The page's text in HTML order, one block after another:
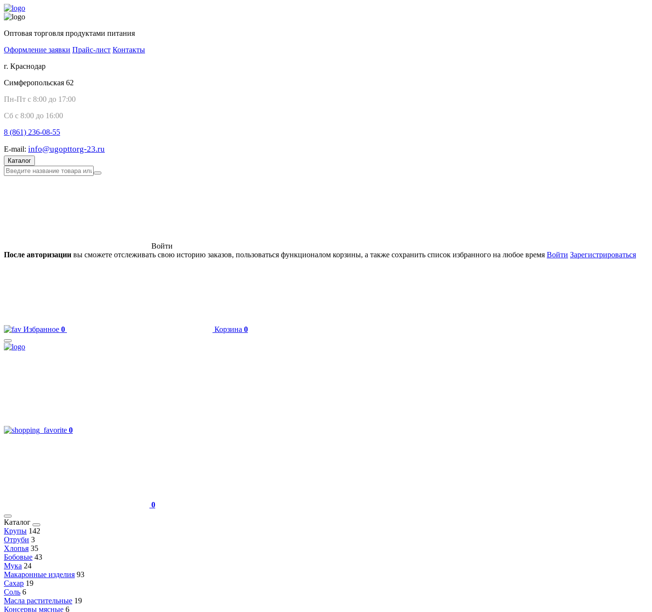
Оптовая торговля продуктами питания
Оформление заявки Прайс-лист Контакты
г. Краснодар
Симферопольская 62
Пн-Пт с 8:00 до 17:00
Сб с 8:00 до 16:00
8 (861) 236-08-55
E-mail: info@ugopttorg-23.ru
Каталог
Войти
После авторизации вы сможете отслеживать свою историю заказов, пользоваться функционалом корзины, а также сохранить список избранного на любое время Войти Зарегистрироваться
Избранное 0 Корзина 0
0
0
Каталог
Крупы 142
Отруби 3
Хлопья 35
Бобовые 43
Мука 24
Макаронные изделия 93
Сахар 19
Соль 6
Масла растительные 19
Консервы мясные 6